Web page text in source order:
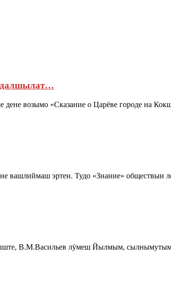
возымо «Сказание о Царёве городе на
эртен. Тудо «Знание» обществын
В.М.Васильев лӱмеш Йылмым,